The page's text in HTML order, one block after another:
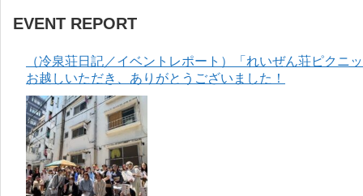
EVENT REPORT
（冷泉荘日記／イベントレポート）「れいぜん荘ピクニ
お越しいただき、ありがとうございました！